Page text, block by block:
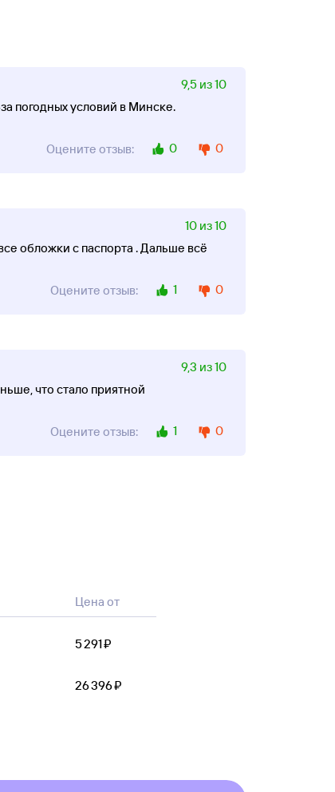
9,5 из 10
погодных условий в Минске.
Оцените отзыв:
0 0
10 из 10
обложки с паспорта . Дальше всё
Оцените отзыв: 1 0
9,3 из 10
что стало приятной
Оцените отзыв: 1 0
Цена от
5 ⁠291 ⁠₽
26 ⁠396 ⁠₽